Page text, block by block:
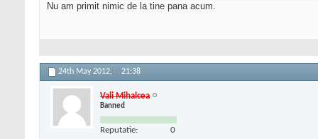
Nu am primit nimic de la tine pana acum.
24th May 2012, 21:38
Vali Mihalcea
Banned
Reputatie: 0